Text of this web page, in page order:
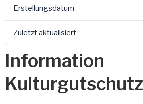
Erstellungsdatum
Zuletzt aktualisiert
Information
Kulturgutschutz